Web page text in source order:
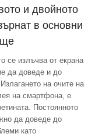
и двойното
в основни
се излъчва от екрана
да доведе и до
. Излагането на очите на
на смартфона, е
Постоянното
да доведе до
като